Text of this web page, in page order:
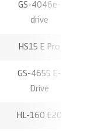
GS-4046e-
drive
HS15 E Pro
GS-4655 E-
Drive
HL-160 E20